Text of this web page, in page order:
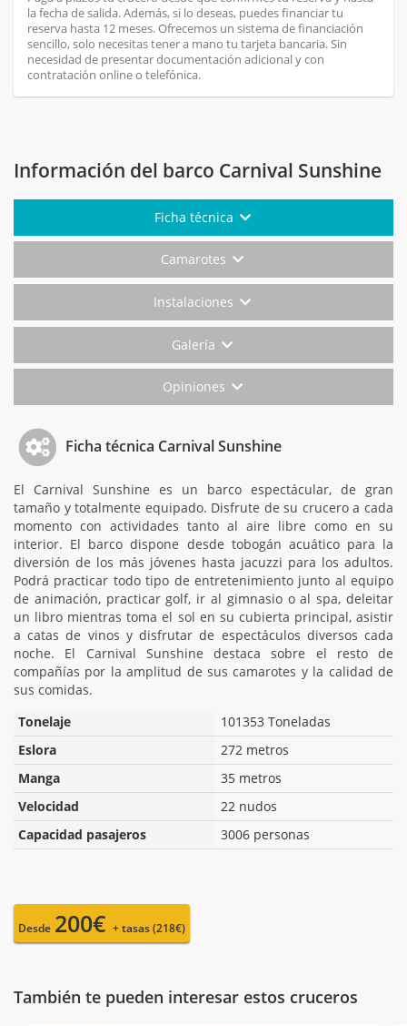
la fecha de salida. Además, si lo deseas, puedes financiar tu
reserva hasta 12 meses. Ofrecemos un sistema de financiación
sencillo, solo necesitas tener a mano tu tarjeta bancaria. Sin
necesidad de presentar documentación adicional y con
contratación online o telefónica.
Información del barco Carnival Sunshine
Ficha técnica
Camarotes
Instalaciones
Galería
Opiniones
Ficha técnica Carnival Sunshine
El Carnival Sunshine es un barco espectácular, de gran
tamaño y totalmente equipado. Disfrute de su crucero a cada
momento con actividades tanto al aire libre como en su
interior. El barco dispone desde tobogán acuático para la
diversión de los más jóvenes hasta jacuzzi para los adultos.
Podrá practicar todo tipo de entretenimiento junto al equipo
de animación, practicar golf, ir al gimnasio o al spa, deleitar
un libro mientras toma el sol en su cubierta principal, asistir
a catas de vinos y disfrutar de espectáculos diversos cada
noche. El Carnival Sunshine destaca sobre el resto de
compañías por la amplitud de sus camarotes y la calidad de
sus comidas.
Tonelaje
101353 Toneladas
Eslora
272 metros
Manga
35 metros
Velocidad
22 nudos
Capacidad pasajeros
3006 personas
Desde 200€ + tasas (218€)
También te pueden interesar estos cruceros